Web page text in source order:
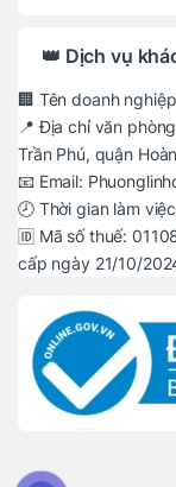
👑 Dịch vụ
🏢 Tên doanh
📍 Địa chỉ văn
Trần Phú, quận
📧 Email:
🕗 Thời gian làm
🆔 Mã số thuế:
cấp ngày 21/10/